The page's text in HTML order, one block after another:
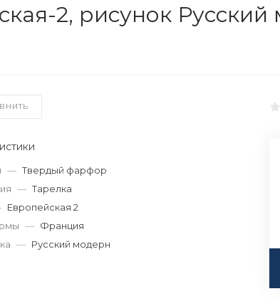
2, рисунок Русский
— Твердый фарфор
— Тарелка
Европейская 2
— Франция
— Русский модерн